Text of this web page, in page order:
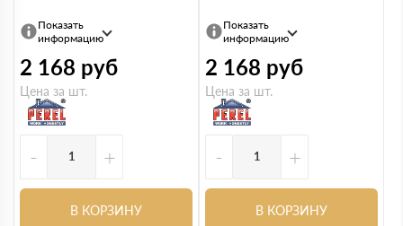
Показать
информацию
2 168 руб
Цена за шт.
- +
В КОРЗИНУ
Показать
информацию
2 168 руб
Цена за шт.
- +
В КОРЗИНУ